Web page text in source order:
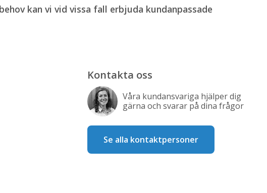
Hjälp med att logga in?
kan vi vid vissa fall erbjuda kundanpassade
Kontakta oss
Våra kundansvariga hjälper dig
gärna och svarar på dina frågor
Se alla kontaktpersoner